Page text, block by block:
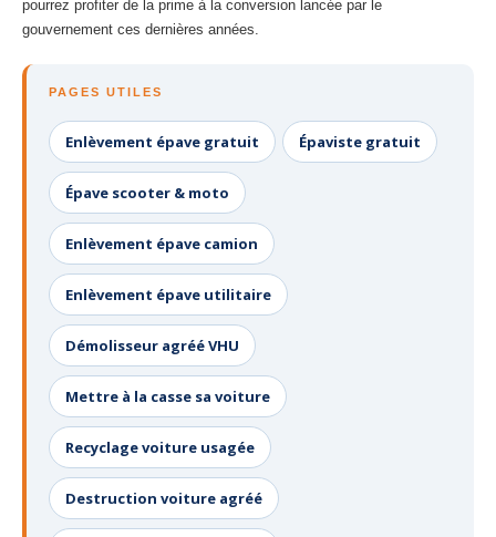
pourrez profiter de la prime à la conversion lancée par le
gouvernement ces dernières années.
PAGES UTILES
Enlèvement épave gratuit Épaviste gratuit
Épave scooter & moto
Enlèvement épave camion
Enlèvement épave utilitaire
Démolisseur agréé VHU
Mettre à la casse sa voiture
Recyclage voiture usagée
Destruction voiture agréé